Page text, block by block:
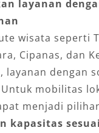
layanan
wisata seperti
Cipanas, dan
layanan dengan
mobilitas
menjadi
kapasitas